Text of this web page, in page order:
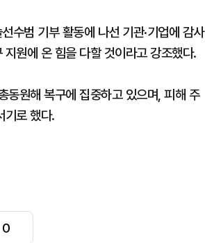
수범 기부 활동에 나선 기관·기업에 감사
원에 온 힘을 다할 것이라고 강조했다.
동원해 복구에 집중하고 있으며, 피해 주
기로 했다.
0